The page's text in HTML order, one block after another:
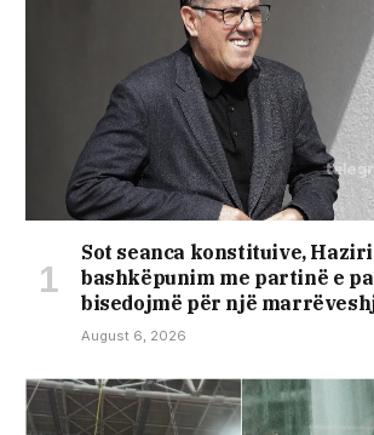
Sot seanca konstituive,
bashkëpunim me partinë e
bisedojmë për një
August 6, 2026